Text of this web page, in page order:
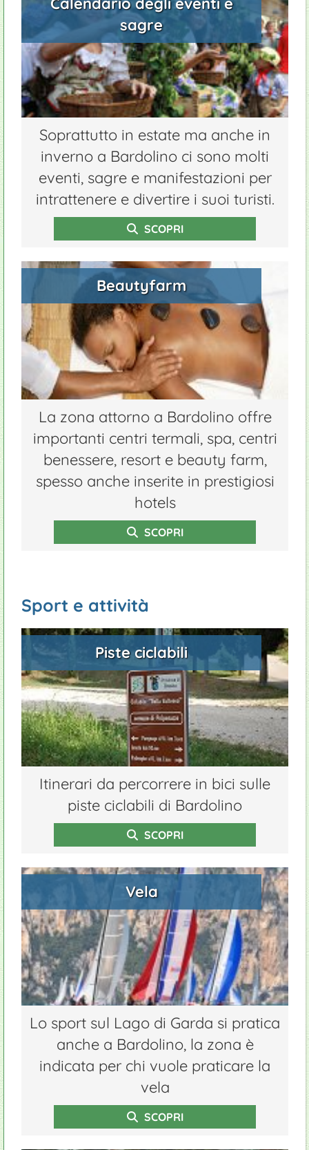
sagre
Soprattutto in estate ma anche in
inverno a Bardolino ci sono molti
eventi, sagre e manifestazioni per
intrattenere e divertire i suoi turisti.
SCOPRI
Beautyfarm
La zona attorno a Bardolino offre
importanti centri termali, spa, centri
benessere, resort e beauty farm,
spesso anche inserite in prestigiosi
hotels
SCOPRI
Sport e attività
Piste ciclabili
Itinerari da percorrere in bici sulle
piste ciclabili di Bardolino
SCOPRI
Vela
Lo sport sul Lago di Garda si pratica
anche a Bardolino, la zona è
indicata per chi vuole praticare la
vela
SCOPRI